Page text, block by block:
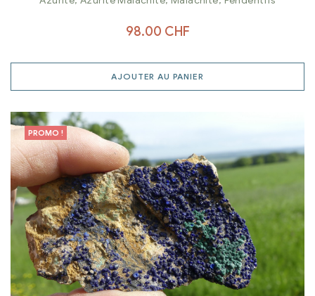
98.00 CHF
AJOUTER AU PANIER
PROMO !